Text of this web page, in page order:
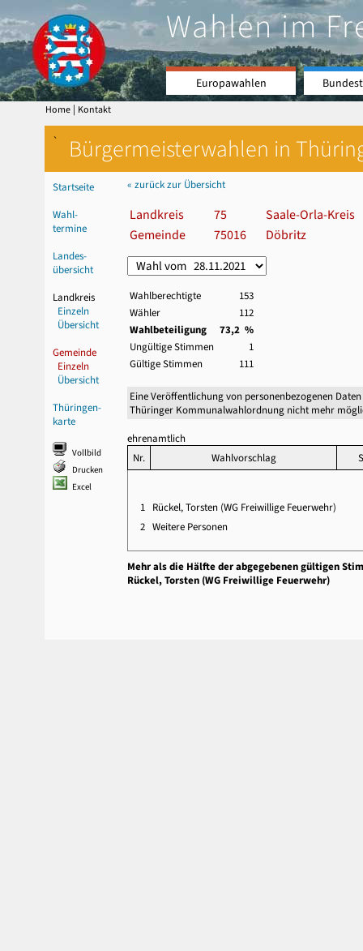
Wahlen im
Europawahlen
Home | Kontakt
` Bürgermeisterwahlen in
Startseite
Wahl-
termine
Landes-
übersicht
Landkreis
Einzeln
Übersicht
Gemeinde
Einzeln
Übersicht
Thüringen-
karte
Vollbild
Drucken
Excel
« zurück zur Übersicht
Landkreis 75
Saale-Orla-Kreis
Gemeinde
75016 Döbritz
Wahlberechtigte
153
Wähler
112
Wahlbeteiligung
73,2 %
Ungültige Stimmen
1
Gültige Stimmen
111
Eine Veröffentlichung von personenbezogenen
Thüringer Kommunalwahlordnung nicht mehr
ehrenamtlich
Nr.
Wahlvorschlag
1 Rückel, Torsten (WG Freiwillige Feuerwehr)
2 Weitere Personen
Mehr als die Hälfte der abgegebenen gültigen
Rückel, Torsten (WG Freiwillige Feuerwehr)